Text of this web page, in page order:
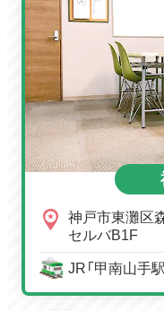
神戸市東灘区
セルバB1F
JR「甲南山手